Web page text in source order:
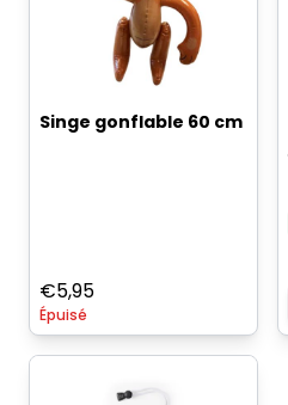
Singe gonflable 60 cm
€5,95
Épuisé